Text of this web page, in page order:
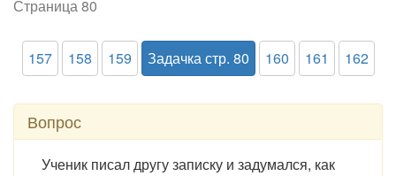
Страница 80
157 158 159 Задачка стр. 80 160 161 162
Вопрос
Ученик писал другу записку и задумался, как